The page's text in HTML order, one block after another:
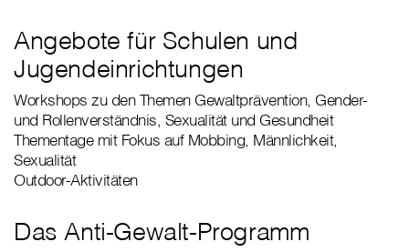
Angebote für Schulen und
Jugendeinrichtungen
Workshops zu den Themen Gewaltprävention, Gender-
und Rollenverständnis, Sexualität und Gesundheit
Thementage mit Fokus auf Mobbing, Männlichkeit,
Sexualität
Outdoor-Aktivitäten
Das Anti-Gewalt-Programm